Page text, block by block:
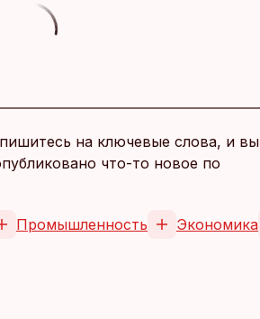
на ключевые слова, и вы
что-то новое по
Промышленность
Экономика